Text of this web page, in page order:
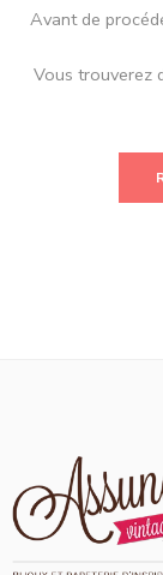
Avant de
Vous trouverez